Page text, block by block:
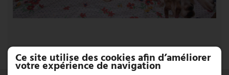
Ce site utilise des cookies afin d’améliorer
votre expérience de navigation